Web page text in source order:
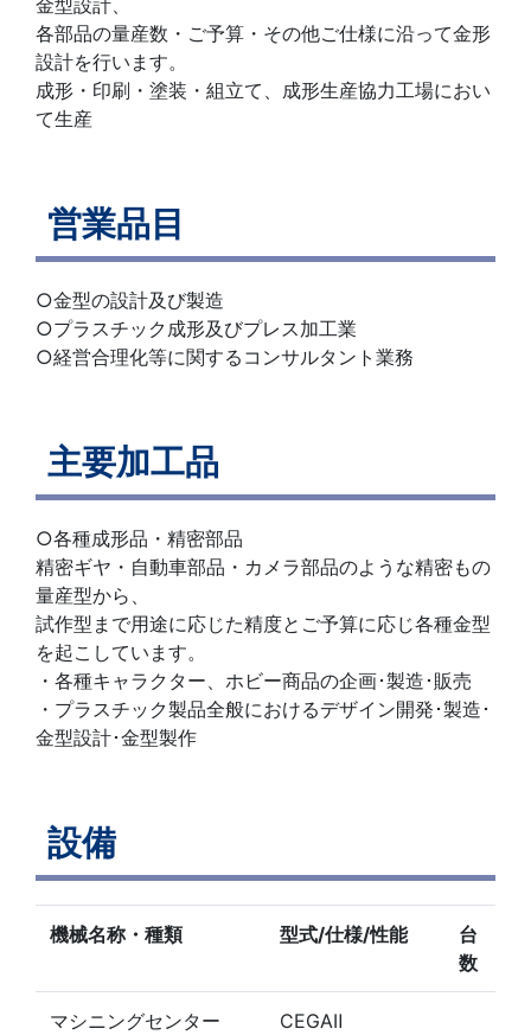
金型設計、
各部品の量産数・ご予算・その他ご仕様に沿って金形
設計を行います。
成形・印刷・塗装・組立て、成形生産協力工場におい
て生産
営業品目
○金型の設計及び製造
○プラスチック成形及びプレス加工業
○経営合理化等に関するコンサルタント業務
主要加工品
○各種成形品・精密部品
精密ギヤ・自動車部品・カメラ部品のような精密もの
量産型から、
試作型まで用途に応じた精度とご予算に応じ各種金型
を起こしています。
・各種キャラクター、ホビー商品の企画･製造･販売
・プラスチック製品全般におけるデザイン開発･製造･
金型設計･金型製作
設備
機械名称・種類 型式/仕様/性能
台
数
マシニングセンター CEGAⅡ